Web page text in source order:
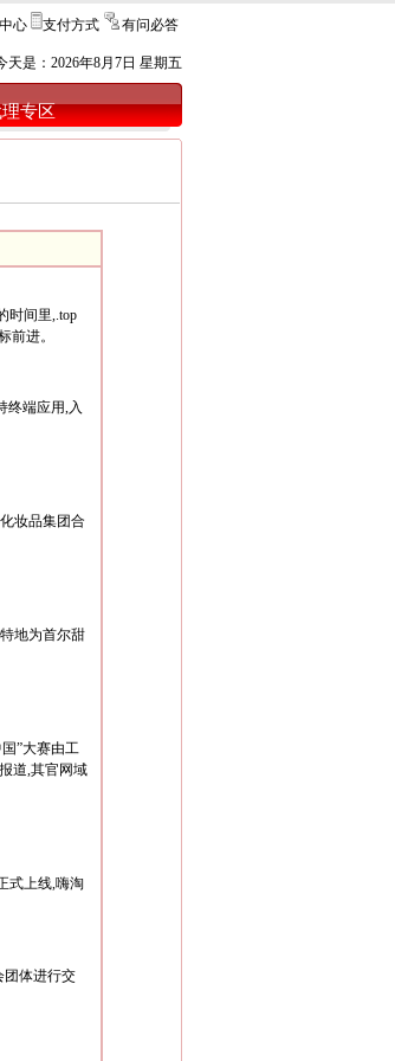
心 支付方式 有问必答
天是： 2026年8月7日 星期五
专区
时间里,.top
前进。
终端应用,入
妆品集团合
地为首尔甜
”大赛由工
道,其官网域
式上线,嗨淘
团体进行交